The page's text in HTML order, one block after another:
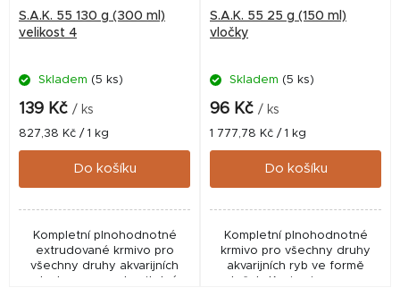
S.A.K. 55 130 g (300 ml)
velikost 4
Skladem (5 ks)
139 Kč / ks
Měrná
cena:
827,38 Kč / 1 kg
Do košíku
Kompletní plnohodnotné
extrudované krmivo pro
všechny druhy akvarijních
S.A.K. 55 25 g (150 ml)
vločky
Skladem (5 ks)
96 Kč / ks
Měrná
cena:
1 777,78 Kč / 1 kg
Do košíku
Kompletní plnohodnotné
krmivo pro všechny druhy
akvarijních ryb ve formě